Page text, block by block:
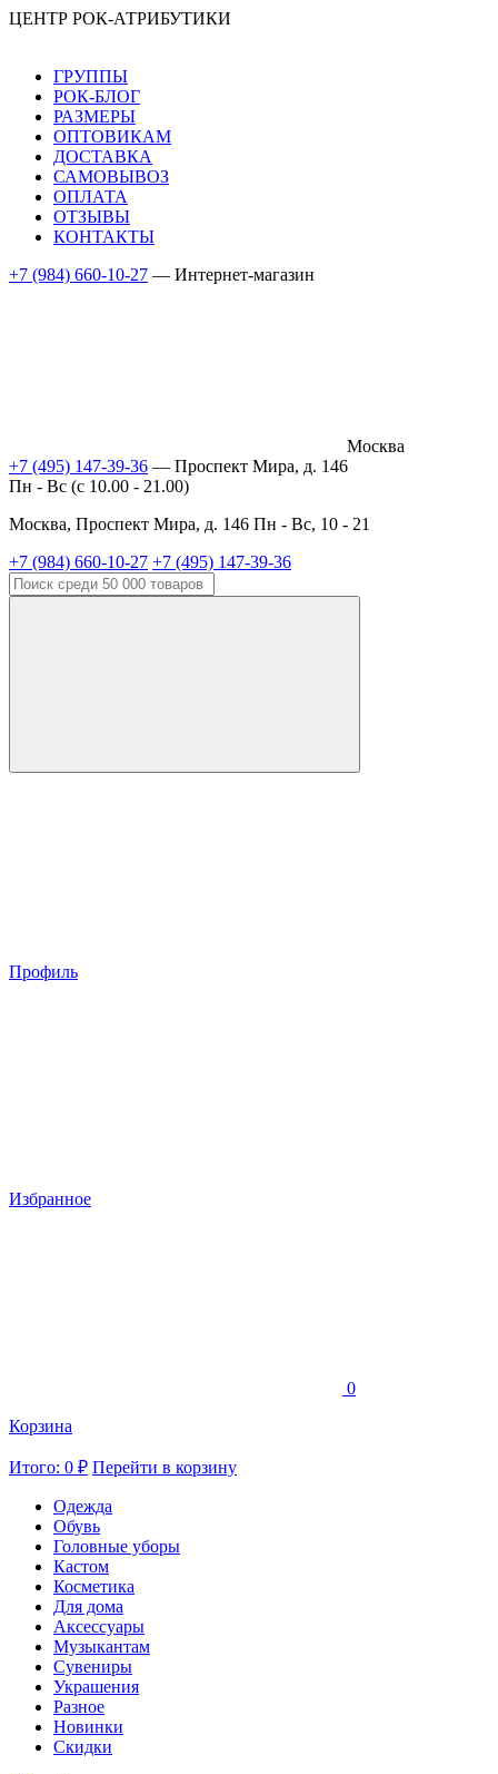
ЦЕНТР РОК-АТРИБУТИКИ
ГРУППЫ
РОК-БЛОГ
РАЗМЕРЫ
ОПТОВИКАМ
ДОСТАВКА
САМОВЫВОЗ
ОПЛАТА
ОТЗЫВЫ
КОНТАКТЫ
+7 (984) 660-10-27 — Интернет-магазин
Москва
+7 (495) 147-39-36 — Проспект Мира, д. 146
Пн - Вс (c 10.00 - 21.00)
Москва, Проспект Мира, д. 146 Пн - Вс, 10 - 21
+7 (984) 660-10-27 +7 (495) 147-39-36
Профиль
Избранное
0
Корзина
Итого: 0 ₽ Перейти в корзину
Одежда
Обувь
Головные уборы
Кастом
Косметика
Для дома
Аксессуары
Музыкантам
Сувениры
Украшения
Разное
Новинки
Скидки